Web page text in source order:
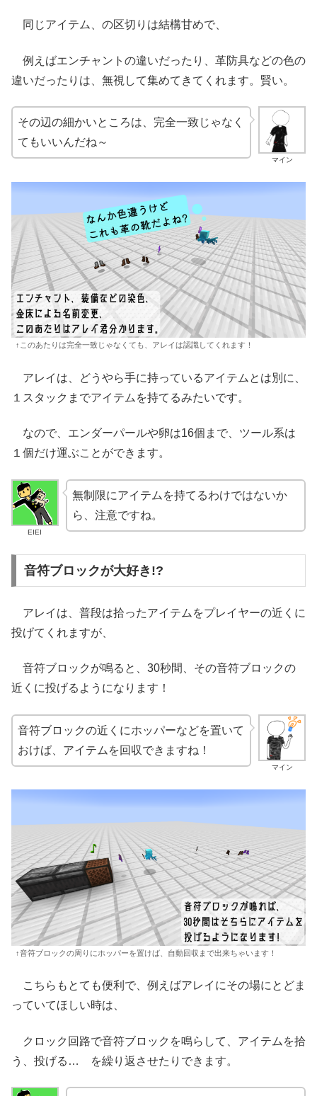
同じアイテム、の区切りは結構甘めで、
例えばエンチャントの違いだったり、革防具などの色の
違いだったりは、無視して集めてきてくれます。賢い。
マイン
その辺の細かいところは、完全一致じゃなく
てもいいんだね～
↑このあたりは完全一致じゃなくても、アレイは認識してくれます！
アレイは、どうやら手に持っているアイテムとは別に、
１スタックまでアイテムを持てるみたいです。
なので、エンダーパールや卵は16個まで、ツール系は
１個だけ運ぶことができます。
EIEI
無制限にアイテムを持てるわけではないか
ら、注意ですね。
音符ブロックが大好き!?
アレイは、普段は拾ったアイテムをプレイヤーの近くに
投げてくれますが、
音符ブロックが鳴ると、30秒間、その音符ブロックの
近くに投げるようになります！
マイン
音符ブロックの近くにホッパーなどを置いて
おけば、アイテムを回収できますね！
↑音符ブロックの周りにホッパーを置けば、自動回収まで出来ちゃいます！
こちらもとても便利で、例えばアレイにその場にとどま
っていてほしい時は、
クロック回路で音符ブロックを鳴らして、アイテムを拾
う、投げる… を繰り返させたりできます。